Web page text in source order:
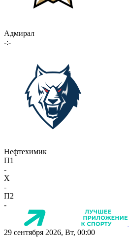
Адмирал
-:-
Нефтехимик
П1
-
X
-
П2
-
29 сентября 2026, Вт, 00:00